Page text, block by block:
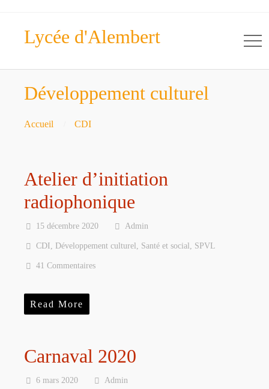
Lycée d'Alembert
Développement culturel
Accueil CDI
Atelier d’initiation
radiophonique
15 décembre 2020 Admin
CDI Développement culturel Santé et social SPVL
41 Commentaires
Read More
Carnaval 2020
6 mars 2020 Admin